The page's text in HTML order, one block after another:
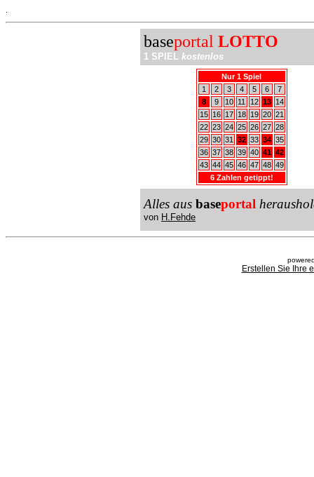
baseportal LOTTO
1 SPIEL kostenlos
Nur 1 Spiel
1
2 3 4 5 6
7
8
9 10 11 12 13
14
15
16 17 18 19 20 21
22 23 24 25 26 27 28
29 30 31 32 33 34 35
36 37 38 39 40 41 42
43 44 45 46 47 48 49
6 Zahlen getippt!
Alles aus baseportal
von H.Fehde
Erstellen Sie Ihre